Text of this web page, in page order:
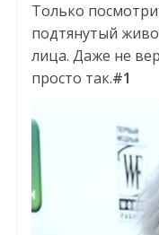
Только
подтянутый
лица. Даже не
просто так.#1